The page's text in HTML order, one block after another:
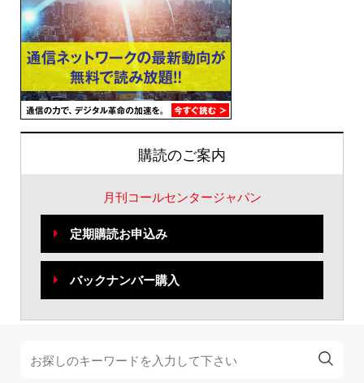
購読のご案内
月刊コールセンタージャパン
定期購読お申込み
バックナンバー購入